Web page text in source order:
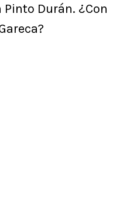
Pinto Durán. ¿Con